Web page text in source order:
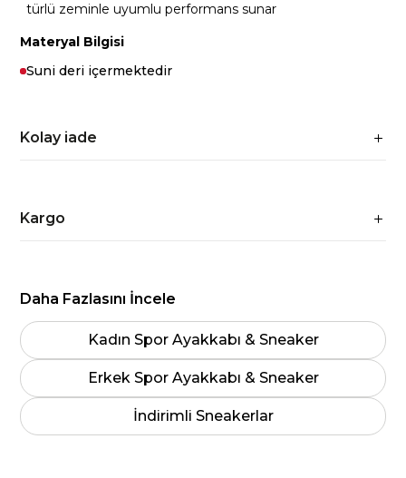
türlü zeminle uyumlu performans sunar
Materyal Bilgisi
Suni deri içermektedir
Kolay iade
Kargo
Daha Fazlasını İncele
Kadın Spor Ayakkabı & Sneaker
Erkek Spor Ayakkabı & Sneaker
İndirimli Sneakerlar